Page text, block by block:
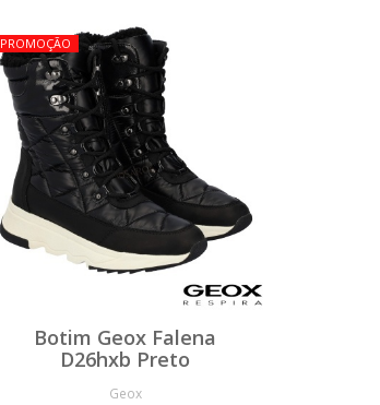
PROMOÇÃO
Botim Geox Falena
D26hxb Preto
Geox